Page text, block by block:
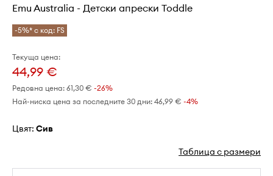
Emu Australia - Детски апрески Toddle
-5%* с код: FS
Текуща цена:
44,99 €
Редовна цена: 61,30 € -26%
Най-ниска цена за последните 30 дни: 46,99 € -4%
Цвят: сив
Таблица с размери